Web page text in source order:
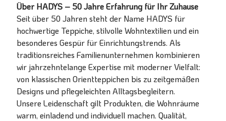
Über HADYS – 50 Jahre Erfahrung für Ihr Zuhause
Seit über 50 Jahren steht der Name HADYS für
hochwertige Teppiche, stilvolle Wohntextilien und ein
besonderes Gespür für Einrichtungstrends. Als
traditionsreiches Familienunternehmen kombinieren
wir jahrzehntelange Expertise mit moderner Vielfalt:
von klassischen Orientteppichen bis zu zeitgemäßen
Designs und pflegeleichten Alltagsbegleitern.
Unsere Leidenschaft gilt Produkten, die Wohnräume
warm, einladend und individuell machen. Qualität,